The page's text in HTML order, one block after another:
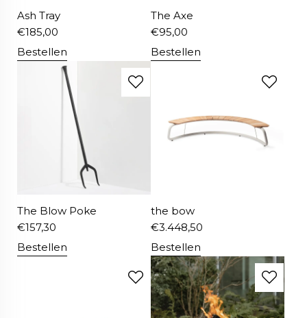
Ash Tray
€185,00
Bestellen
The Axe
€95,00
Bestellen
The Blow Poke
€157,30
Bestellen
the bow
€3.448,50
Bestellen